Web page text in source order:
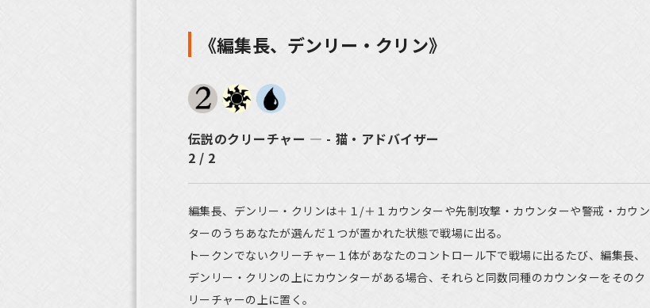
《編集長、デンリー・クリン》
伝説のクリーチャー ― - 猫・アドバイザー
2 / 2
編集長、デンリー・クリンは＋１/＋１カウンターや先制攻撃・カウンターや警戒・カウン
ターのうちあなたが選んだ１つが置かれた状態で戦場に出る。
トークンでないクリーチャー１体があなたのコントロール下で戦場に出るたび、編集長、
デンリー・クリンの上にカウンターがある場合、それらと同数同種のカウンターをそのク
リーチャーの上に置く。